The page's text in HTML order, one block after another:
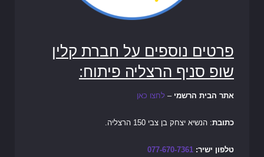
פרטים נוספים על חברת קלין
שופ סניף הרצליה פיתוח:
אתר הבית הרשמי – לחצו כאן
כתובת: הנשיא יצחק בן צבי 150 הרצליה.
טלפון ישיר:
077-670-7361